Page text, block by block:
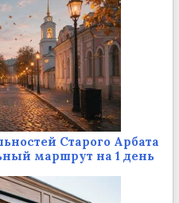
Старого Арбата
маршрут на 1 день